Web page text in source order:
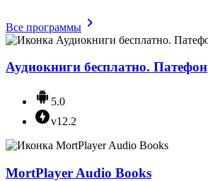
Все программы
Аудиокниги бесплатно. Патефон
5.0
v12.2
MortPlayer Audio Books